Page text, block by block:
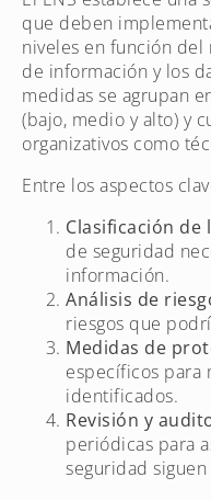
que deben
niveles en función del
de información y los
medidas se agrupan
(bajo, medio y alto) y
organizativos como
Entre los aspectos
Clasificación de
de seguridad
información.
Análisis de
riesgos que
Medidas de
específicos para
identificados.
Revisión y
periódicas para
seguridad